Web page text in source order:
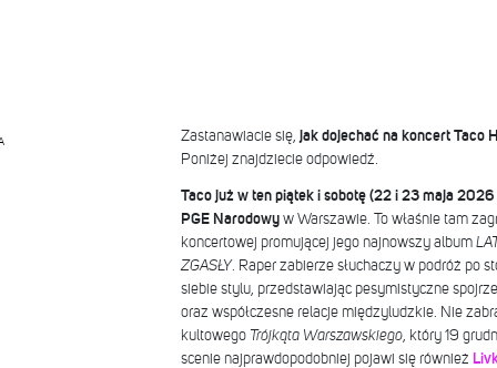
Zastanawiacie się, jak dojechać na koncert Taco
Poniżej znajdziecie odpowiedź.
Taco już w ten piątek i sobotę (22 i 23 maja
PGE Narodowyw Warszawie. To właśnie tam
koncertowej promującej jego najnowszy album
ZGASŁY. Raper zabierze słuchaczy w podróż po
siebie stylu, przedstawiając pesymistyczne
oraz współczesne relacje międzyludzkie. Nie
kultowego Trójkąta Warszawskiego, który 19
scenie najprawdopodobniej pojawi się również